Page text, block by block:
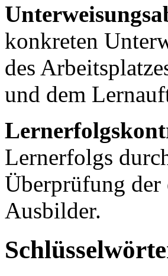
konkreten
des
und dem
Lernerfolgs
Überprüfung der
Ausbilder.